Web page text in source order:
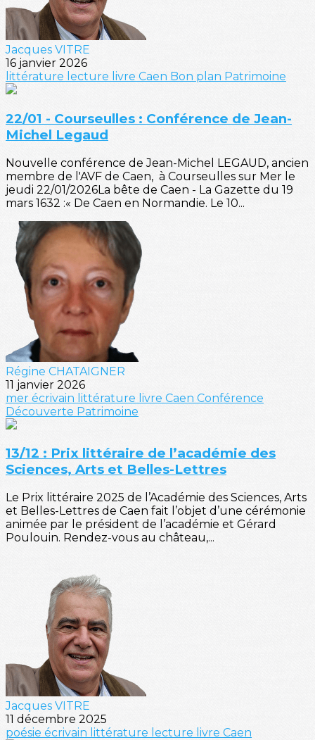
Jacques VITRE
16 janvier 2026
littérature lecture livre Caen Bon plan Patrimoine
22/01 - Courseulles : Conférence de Jean-
Michel Legaud
Nouvelle conférence de Jean-Michel LEGAUD, ancien
membre de l'AVF de Caen, à Courseulles sur Mer le
jeudi 22/01/2026La bête de Caen - La Gazette du 19
mars 1632 :« De Caen en Normandie. Le 10...
Régine CHATAIGNER
11 janvier 2026
mer écrivain littérature livre Caen Conférence
Découverte Patrimoine
13/12 : Prix littéraire de l’académie des
Sciences, Arts et Belles-Lettres
Le Prix littéraire 2025 de l’Académie des Sciences, Arts
et Belles-Lettres de Caen fait l’objet d’une cérémonie
animée par le président de l’académie et Gérard
Poulouin. Rendez-vous au château,...
Jacques VITRE
11 décembre 2025
poésie écrivain littérature lecture livre Caen